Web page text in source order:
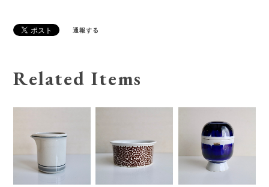
通報する
Related Items